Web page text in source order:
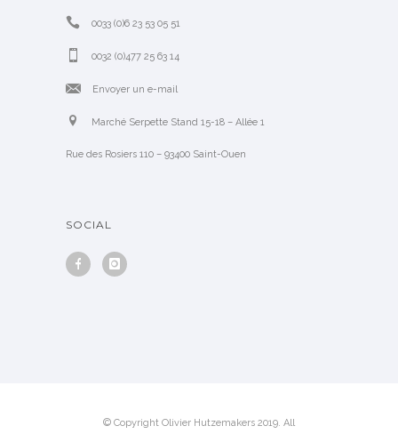
0033 (0)6 23 53 05 51
0032 (0)477 25 63 14
Envoyer un e-mail
Marché Serpette Stand 15-18 – Allée 1
Rue des Rosiers 110 – 93400 Saint-Ouen
SOCIAL
© Copyright Olivier Hutzemakers 2019. All